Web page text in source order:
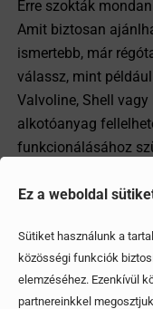
Ez a weboldal
Sütiket használunk a
közösségi funkciók
elemzéséhez. Ezenkívül
partnereinkkel
Erre szokták
Amit biztosan
ismertebb, már
válassz, mint
Valvoline, Shell
alkotóanyag
funkcionálásához
Ezek is